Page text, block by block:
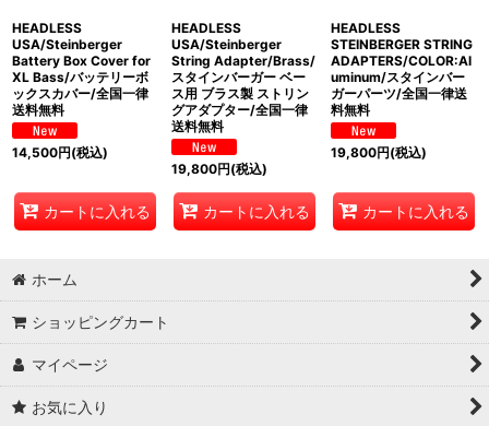
HEADLESS
USA/Steinberger
Battery Box Cover for
XL Bass/バッテリーボ
ックスカバー/全国一律
送料無料
14,500円(税込)
カートに入れる
HEADLESS
USA/Steinberger
String Adapter/Brass/
スタインバーガー ベー
ス用 ブラス製 ストリン
グアダプター/全国一律
送料無料
19,800円(税込)
カートに入れる
HEADLESS
STEINBERGER STRING
ADAPTERS/COLOR:Al
uminum/スタインバー
ガーパーツ/全国一律送
料無料
19,800円(税込)
カートに入れる
ホーム
ショッピングカート
マイページ
お気に入り